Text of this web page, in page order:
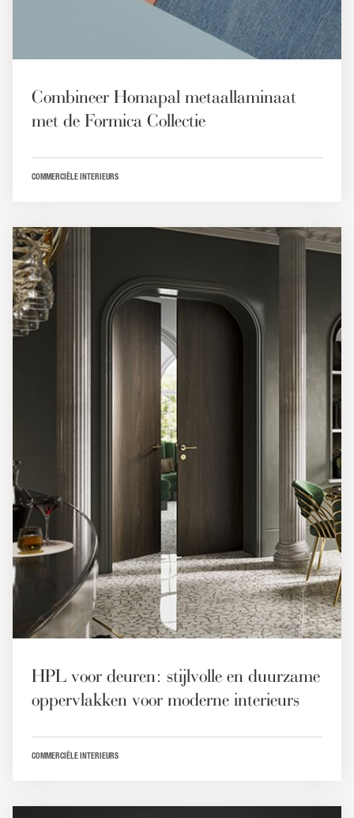
Combineer Homapal metaallaminaat
met de Formica Collectie
COMMERCIËLE INTERIEURS
HPL voor deuren: stijlvolle en duurzame
oppervlakken voor moderne interieurs
COMMERCIËLE INTERIEURS